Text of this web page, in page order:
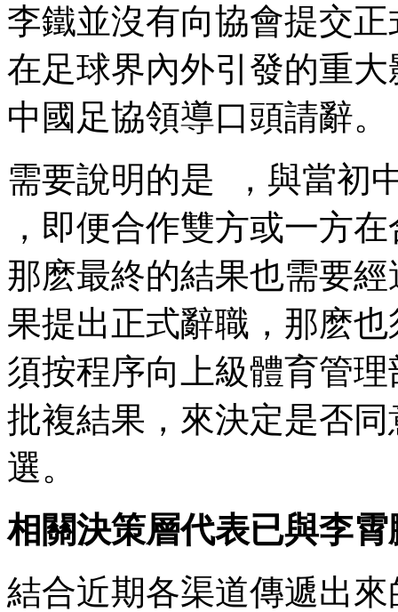
李鐵並沒有向協會提交正
在足球界內外引發的重大
中國足協領導口頭請辭。
需要說明的是  ，與當初
，即便合作雙方或一方
那麽最終的結果也需要經
果提出正式辭職，那麽
須按程序向上級體育管理
批複結果，來決定是
選。
相關決策層代表已與李霄
結合近期各渠道傳遞出來的